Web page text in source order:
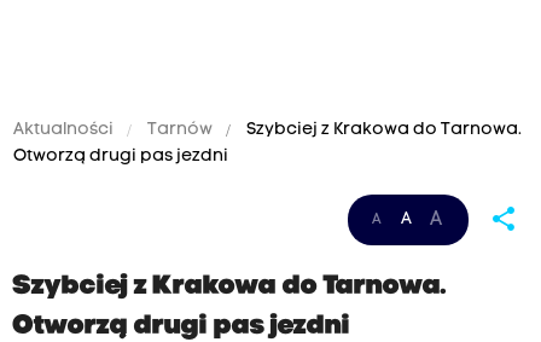
Aktualności Tarnów
Szybciej z Krakowa do Tarnowa.
Otworzą drugi pas jezdni
A A A share
Szybciej z Krakowa do Tarnowa.
Otworzą drugi pas jezdni